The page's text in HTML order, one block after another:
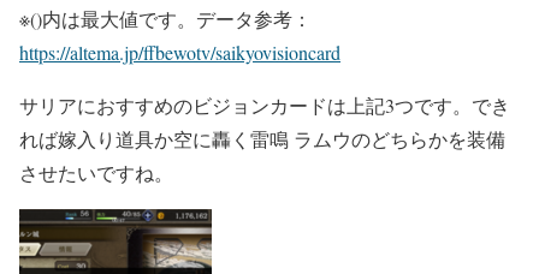
※()内は最大値です。 データ参考：
https://altema.jp/ffbewotv/saikyovisioncard
サリアにおすすめのビジョンカードは上記3つです。でき
れば嫁入り道具か空に轟く雷鳴 ラムウのどちらかを装備
させたいですね。